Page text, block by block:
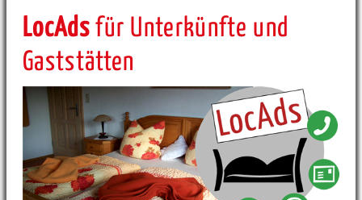
LocAdsfür Unterkünfte und
Gaststätten